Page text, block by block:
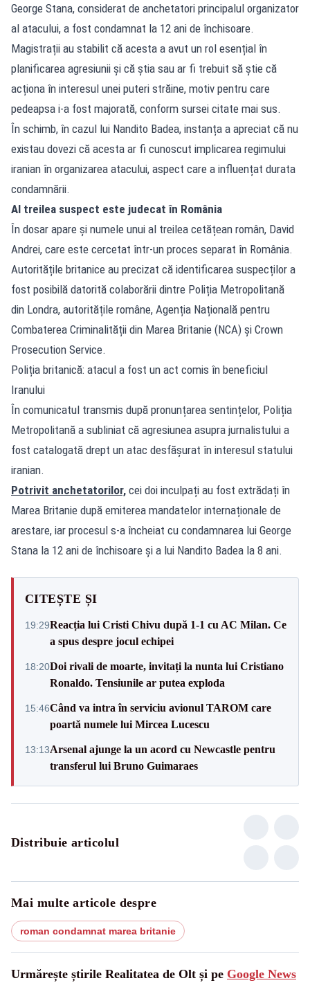
George Stana, considerat de anchetatori principalul organizator
al atacului, a fost condamnat la 12 ani de închisoare.
Magistrații au stabilit că acesta a avut un rol esențial în
planificarea agresiunii și că știa sau ar fi trebuit să știe că
acționa în interesul unei puteri străine, motiv pentru care
pedeapsa i-a fost majorată, conform sursei citate mai sus.
În schimb, în cazul lui Nandito Badea, instanța a apreciat că nu
existau dovezi că acesta ar fi cunoscut implicarea regimului
iranian în organizarea atacului, aspect care a influențat durata
condamnării.
Al treilea suspect este judecat în România
În dosar apare și numele unui al treilea cetățean român, David
Andrei, care este cercetat într-un proces separat în România.
Autoritățile britanice au precizat că identificarea suspecților a
fost posibilă datorită colaborării dintre Poliția Metropolitană
din Londra, autoritățile române, Agenția Națională pentru
Combaterea Criminalității din Marea Britanie (NCA) și Crown
Prosecution Service.
Poliția britanică: atacul a fost un act comis în beneficiul
Iranului
În comunicatul transmis după pronunțarea sentințelor, Poliția
Metropolitană a subliniat că agresiunea asupra jurnalistului a
fost catalogată drept un atac desfășurat în interesul statului
iranian.
Potrivit anchetatorilor, cei doi inculpați au fost extrădați în
Marea Britanie după emiterea mandatelor internaționale de
arestare, iar procesul s-a încheiat cu condamnarea lui George
Stana la 12 ani de închisoare și a lui Nandito Badea la 8 ani.
CITEȘTE ȘI
19:29Reacția lui Cristi Chivu după 1-1 cu AC Milan. Ce
a spus despre jocul echipei
18:20Doi rivali de moarte, invitați la nunta lui Cristiano
Ronaldo. Tensiunile ar putea exploda
15:46Când va intra în serviciu avionul TAROM care
poartă numele lui Mircea Lucescu
13:13Arsenal ajunge la un acord cu Newcastle pentru
transferul lui Bruno Guimaraes
Distribuie articolul
Mai multe articole despre
roman condamnat marea britanie
Urmărește știrile Realitatea de Olt și pe Google News